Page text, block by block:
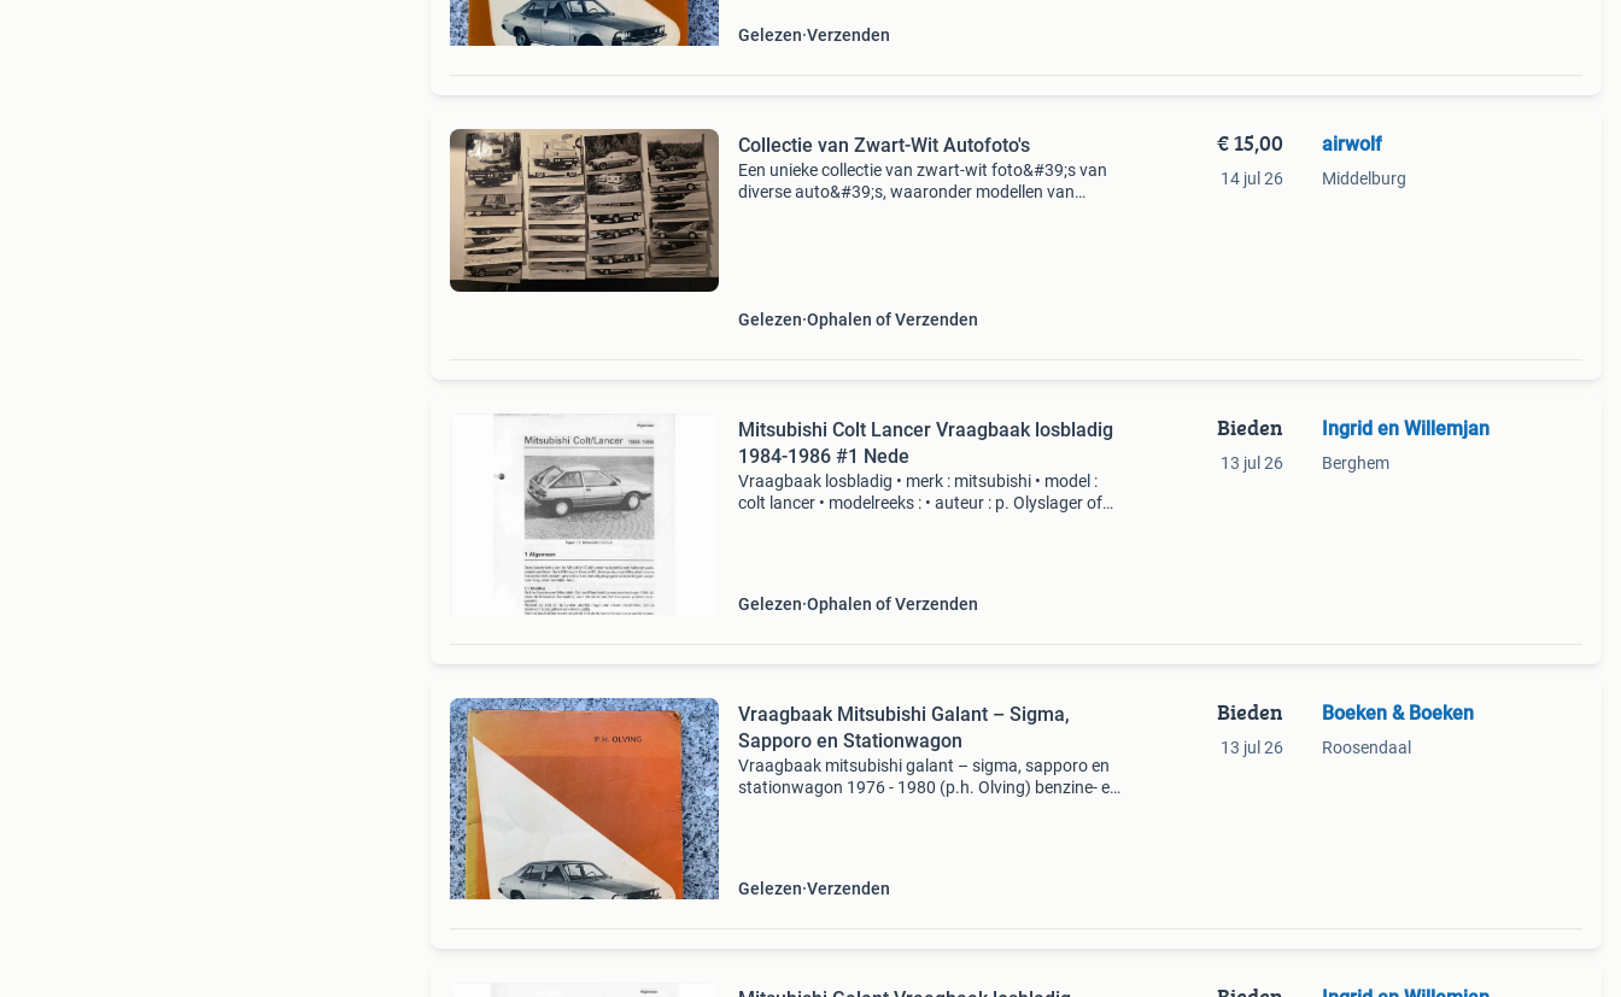
Gelezen Verzenden
Collectie van Zwart-Wit Autofoto's
Een unieke collectie van zwart-wit foto&#39;s van
diverse auto&#39;s, waaronder modellen van
Gelezen Ophalen of Verzenden
€ 15,00
14 jul 26
airwolf
Middelburg
Mitsubishi Colt Lancer Vraagbaak losbladig
1984-1986 #1 Nede
Vraagbaak losbladig • merk : mitsubishi • model :
colt lancer • modelreeks : • auteur : p. Olyslager of
Gelezen Ophalen of Verzenden
Bieden
13 jul 26
Ingrid en Willemjan
Berghem
Vraagbaak Mitsubishi Galant – Sigma,
Sapporo en Stationwagon
Vraagbaak mitsubishi galant – sigma, sapporo en
stationwagon 1976 - 1980 (p.h. Olving) benzine- en
Gelezen Verzenden
Bieden
13 jul 26
Boeken & Boeken
Roosendaal